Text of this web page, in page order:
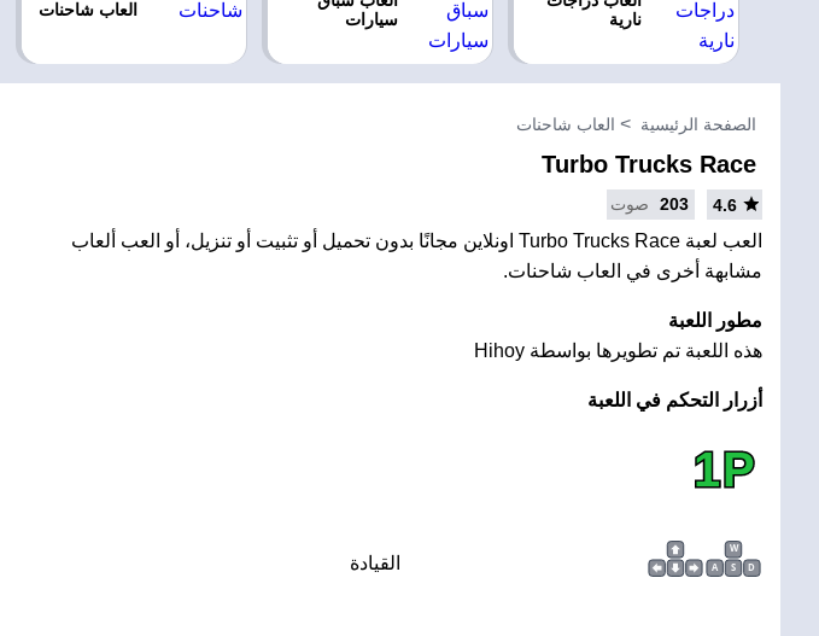
نارية
سيارات
العاب شاحنات
الصفحة الرئيسية العاب شاحنات
Turbo Trucks Race
4.6
203 صوت
العب لعبة Turbo Trucks Race اونلاين مجانًا بدون تحميل أو تثبيت أو تنزيل، أو العب ألعاب
مشابهة أخرى في العاب شاحنات.
مطور اللعبة
هذه اللعبة تم تطويرها بواسطة Hihoy
أزرار التحكم في اللعبة
1P
W
A
S D القيادة